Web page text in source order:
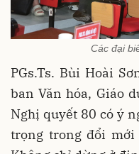
Các đại
PGs.Ts. Bùi Hoài
ban Văn hóa, Giáo
Nghị quyết 80 có ý
trọng trong đổi